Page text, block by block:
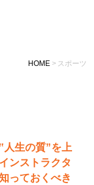
HOME スポーツ
人生の質”を上
ンストラクタ
っておくべき